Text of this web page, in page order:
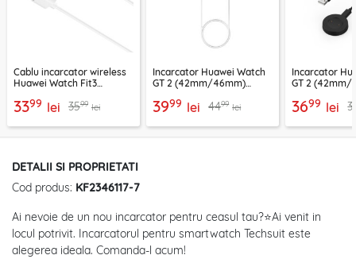
Cablu incarcator wireless
Huawei Watch Fit3
3399 lei 3599 lei
Incarcator Huawei Watch
GT 2 (42mm/46mm)
THC3
3999 lei 4499 lei
Incarcator
GT 2 (42mm/
THC3
3699 lei
DETALII SI PROPRIETATI
Cod produs: KF2346117-7
Ai nevoie de un nou incarcator pentru ceasul tau?⭐Ai venit in
locul potrivit. Incarcatorul pentru smartwatch Techsuit este
alegerea ideala. Comanda-l acum!